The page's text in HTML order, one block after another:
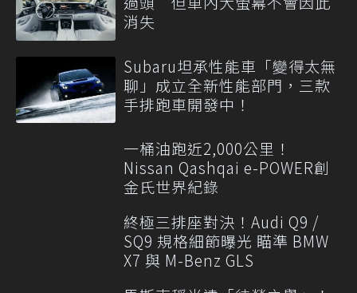
消失
Subaru坦承性能車「變得太無
聊」成立全新性能部門，三款
手排跑車開發中！
一桶油跑近2,000公里！
Nissan Qashqai e-POWER創
金氏世界紀錄
終極三排座對決！Audi Q9 /
SQ9 規格細節曝光 瞄準 BMW
X7 與 M-Benz GLS